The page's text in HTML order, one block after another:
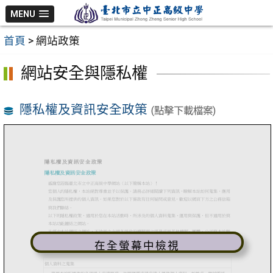
跳
至
主
區
MENU
首頁 > 網站政策
網站安全與隱私權
隱私權及資訊安全政策 (點擊下載檔案)
在全螢幕中檢視